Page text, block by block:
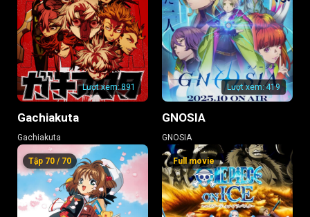
Tập 088 Tập 089 Tập 090
Tập 091 Tập 092 Tập 093
Tập 094 Tập 095 Tập 096
Tập 097 Tập 098 Tập 099
Tập 100 Tập 101
Tập 103 Tập 104 Tập 105
Tập 106 Tập 107 Tập 108
Tập 109 Tập 110 Tập 111
Lượt xem:891
Gachiakuta
Gachiakuta
Lượt xem: 419
GNOSIA
GNOSIA
Tập 70 / 70 Full movie